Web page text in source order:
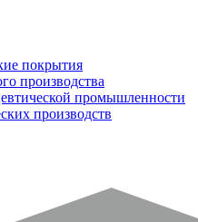
покрытия
производства
промышленности
производств